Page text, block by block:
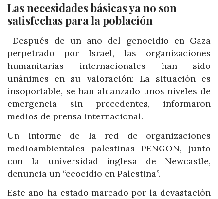
Las necesidades básicas ya no son
satisfechas para la población
Después de un año del genocidio en Gaza
perpetrado por Israel, las organizaciones
humanitarias internacionales han sido
unánimes en su valoración: La situación es
insoportable, se han alcanzado unos niveles de
emergencia sin precedentes, informaron
medios de prensa internacional.
Un informe de la red de organizaciones
medioambientales palestinas PENGON, junto
con la universidad inglesa de Newcastle,
denuncia un “ecocidio en Palestina”.
Este año ha estado marcado por la devastación